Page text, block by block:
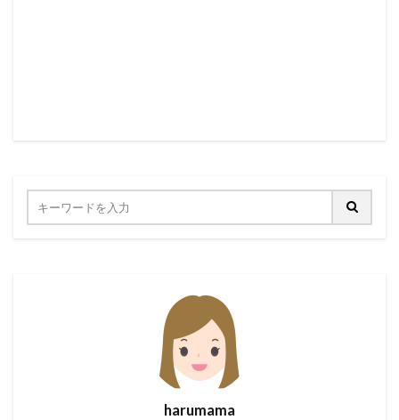
harumama